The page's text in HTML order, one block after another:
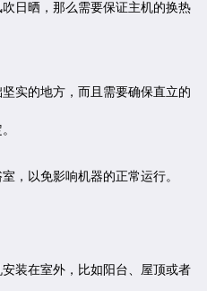
日晒，那么需要保证主机的换热
实的地方，而且需要确保直立的
，以免影响机器的正常运行。
装在室外，比如阳台、屋顶或者